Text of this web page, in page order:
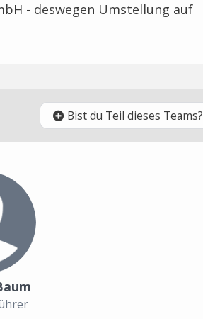
- deswegen Umstellung auf
Bist du Teil dieses Teams?